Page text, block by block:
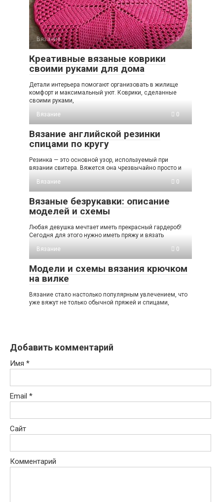
Вязание 0
Креативные вязаные коврики
своими руками для дома
Детали интерьера помогают организовать в жилище
комфорт и максимальный уют. Коврики, сделанные
своими руками,
Вязание
0
Вязание английской резинки
спицами по кругу
Резинка — это основной узор, используемый при
вязании свитера. Вяжется она чрезвычайно просто и
Вязание
0
Вязаные безрукавки: описание
моделей и схемы
Любая девушка мечтает иметь прекрасный гардероб!
Сегодня для этого нужно иметь пряжу и вязать
Вязание
0
Модели и схемы вязания крючком
на вилке
Вязание стало настолько популярным увлечением, что
уже вяжут не только обычной пряжей и спицами,
Добавить комментарий
Имя *
Email *
Сайт
Комментарий